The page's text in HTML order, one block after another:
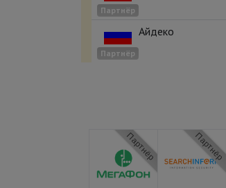
Партнёр
Партнёр
Айдеко
Партнёр Партнёр